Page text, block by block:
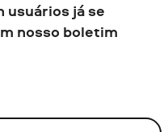
usuários já se
nosso boletim